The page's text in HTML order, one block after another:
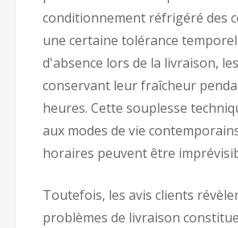
conditionnement réfrigéré des
une certaine tolérance
d'absence lors de la livraison,
conservant leur fraîcheur
heures. Cette souplesse
aux modes de vie
horaires peuvent être
Toutefois, les avis clients
problèmes de livraison